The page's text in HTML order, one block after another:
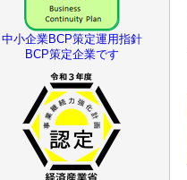
中小企業BCP策定運用指針
BCP策定企業です